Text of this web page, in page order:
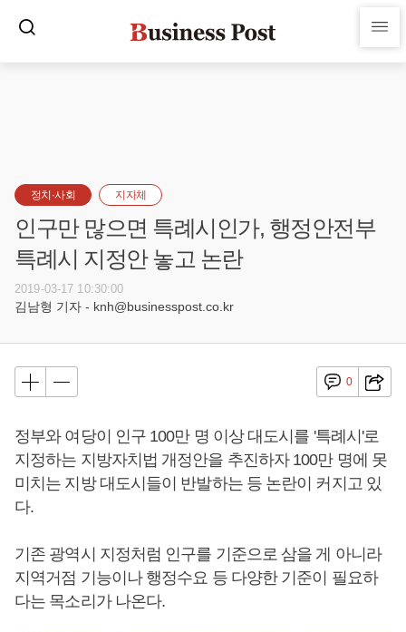
정치·사회 지자체
인구만 많으면 특례시인가, 행정안전부
특례시 지정안 놓고 논란
2019-03-17 10:30:00
김남형 기자 - knh@businesspost.co.kr
0
정부와 여당이 인구 100만 명 이상 대도시를 '특례시'로
지정하는 지방자치법 개정안을 추진하자 100만 명에 못
미치는 지방 대도시들이 반발하는 등 논란이 커지고 있
다.
기존 광역시 지정처럼 인구를 기준으로 삼을 게 아니라
지역거점 기능이나 행정수요 등 다양한 기준이 필요하
다는 목소리가 나온다.